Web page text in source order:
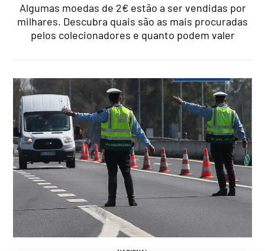
Algumas moedas de 2€ estão a ser vendidas por
milhares. Descubra quais são as mais procuradas
pelos colecionadores e quanto podem valer